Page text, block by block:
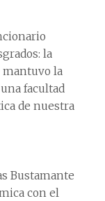
la
mantuvo la
facultad
de nuestra
Bustamante
con el